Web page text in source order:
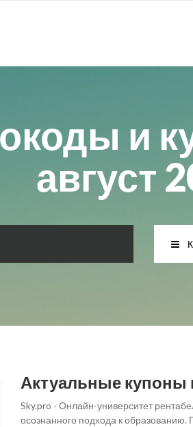
и
август
Актуальные купоны
Sky.pro - Онлайн-университет
осознанного подхода к